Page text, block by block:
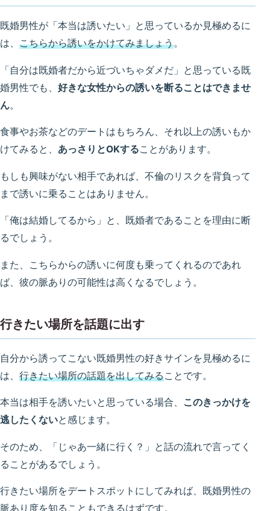
既婚男性が「本当は誘いたい」と思っているか見極めるに
は、 こちらから誘いをかけてみましょう。
「自分は既婚者だから近づいちゃダメだ」と思っている既
婚男性でも、 好きな女性からの誘いを断ることはできませ
ん。
食事やお茶などのデートはもちろん、それ以上の誘いもか
けてみると、 あっさりとOKすることがあります。
もしも興味がない相手であれば、不倫のリスクを背負って
まで誘いに乗ることはありません。
「俺は結婚してるから」と、既婚者であることを理由に断
るでしょう。
また、こちらからの誘いに何度も乗ってくれるのであれ
ば、彼の脈ありの可能性は高くなるでしょう。
行きたい場所を話題に出す
自分から誘ってこない既婚男性の好きサインを見極めるに
は、 行きたい場所の話題を出してみることです。
本当は相手を誘いたいと思っている場合、
このきっかけを
逃したくないと感じます。
そのため、「じゃあ一緒に行く？」と話の流れで言ってく
ることがあるでしょう。
行きたい場所をデートスポットにしてみれば、既婚男性の
脈あり度を知ることもできるはずです。